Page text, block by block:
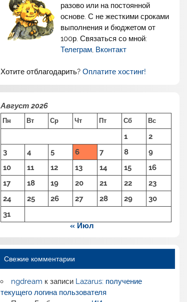
разово или на постоянной
основе. С не жесткими сроками
выполнения и бюджетом от
100р. Связаться со мной:
Телеграм Вконтакт
Хотите отблагодарить?Оплатите хостинг!
Август 2026
Пн Вт Ср Чт Пт Сб Вс
1
2
3
4 5 6 7 8
9
10
11 12 13 14 15
16
17
18 19 20 21 22
23
24
25 26 27 28 29
30
31
« Июл
Свежие комментарии
ngdream к записи Lazarus: получение
текущего логина пользователя